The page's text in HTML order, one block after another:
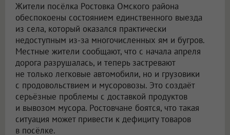
Жители посёлка Ростовка Омского района
обеспокоены состоянием единственного выезда
из села, который оказался практически
недоступным из-за многочисленных ям и бугров.
Местные жители сообщают, что с начала апреля
дорога разрушалась, и теперь застревают
не только легковые автомобили, но и грузовики
с продовольствием и мусоровозы. Это создаёт
серьёзные проблемы с доставкой продуктов
и вывозом мусора. Ростовчане боятся, что такая
ситуация может привести к дефициту товаров
в посёлке.